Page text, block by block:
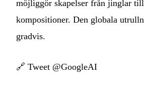
möjliggör skapelser från jinglar
kompositioner. Den globala
gradvis.
🔗 Tweet @GoogleAI